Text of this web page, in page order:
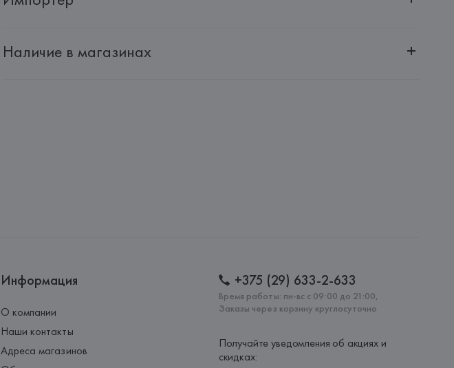
Адрес: Республика Беларусь, 220030, г. Минск, ул. Немига, 5, пом. 39
Наличие в магазинах
Информация
О компании
Наши контакты
Адреса магазинов
+375 (29) 633-2-633
Время работы: пн-вс с 09:00 до 21:00,
Заказы через корзину круглосуточно
Получайте уведомления об акциях и
скидках: